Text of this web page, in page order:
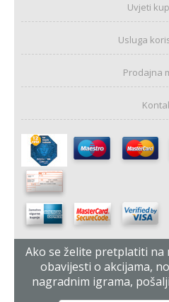
Uvjeti
Usluga
Prodajna
Ako se želite pretplatiti
obavijesti o akcijama,
nagradnim igrama,